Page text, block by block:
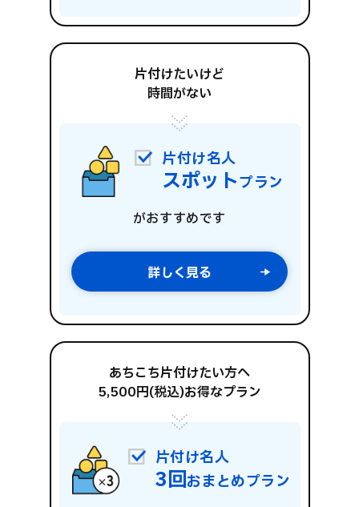
片付けたいけど
時間がない
片付け名人
スポットプラン
がおすすめです
詳しく見る
あちこち片付けたい方へ
5,500円(税込)お得なプラン
片付け名人
3回おまとめプラン